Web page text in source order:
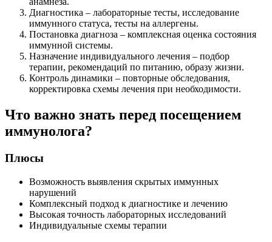
Диагностика – лабораторные тесты, исследование
иммунного статуса, тесты на аллергены.
Постановка диагноза – комплексная оценка состояния
иммунной системы.
Назначение индивидуального лечения – подбор
терапии, рекомендаций по питанию, образу жизни.
Контроль динамики – повторные обследования,
корректировка схемы лечения при необходимости.
Что важно знать перед посещением
иммунолога?
Плюсы
Возможность выявления скрытых иммунных
нарушений
Комплексный подход к диагностике и лечению
Высокая точность лабораторных исследований
Индивидуальные схемы терапии